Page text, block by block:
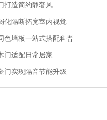
打造简约静奢风
化隔断拓宽室内视觉
色墙板一站式搭配科普
门适配日常居家
门实现隔音节能升级